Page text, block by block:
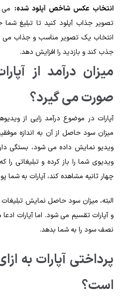
انتخاب عکس شاخص آپلود شده: می‌
تصویر جذاب آپلود کنید تا تبلیغ
انتخاب یک تصویر مناسب و جذاب می‌
جذب کند و بازدید را افزایش دهد.
میزان درآمد از
صورت می گیرد؟
آپارات در موضوع درآمد زایی از
میزان سود حاصل از آن به اندازه‌
ویدیو نمایش داده می‌ شود، بستگی
ویدیوی شما را باز کرده و تبلیغاتی
چهار ثانیه مشاهده کند، آپارات به شما
البته، میزان سود حاصل نمایش
و آپارات تقسیم می‌ شود. اما آپارات
نصف سود را به شما بدهد.
پرداختی آپارات به
است؟